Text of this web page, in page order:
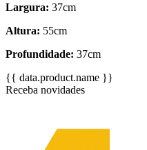
Largura: 37cm
Altura: 55cm
Profundidade: 37cm
{{ data.product.name }}
Receba novidades